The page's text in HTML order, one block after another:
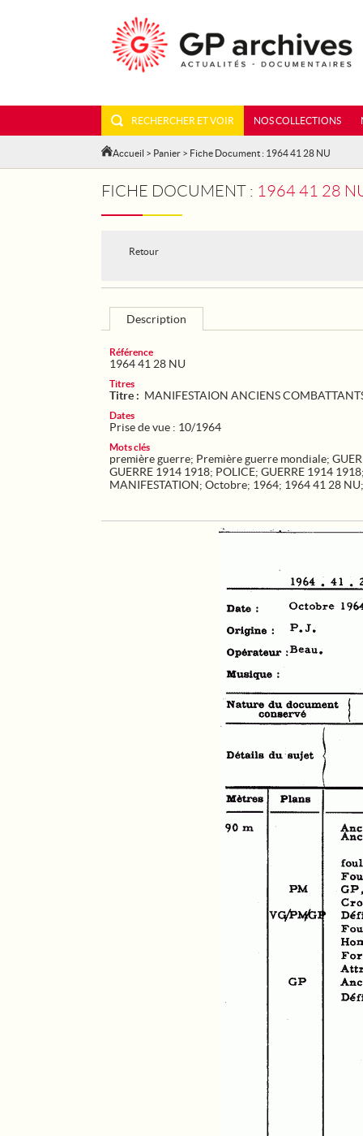
RECHERCHER ET VOIR NOS COLLECTIONS
Accueil > Panier > Fiche Document : 1964 41 28 NU
FICHE DOCUMENT : 1964 41 28
Retour
Description
Référence
1964 41 28 NU
Titres
Titre : MANIFESTAION ANCIENS
Dates
Prise de vue : 10/1964
Mots clés
première guerre; Première guerre mondiale;
GUERRE 1914 1918; POLICE; GUERRE 1914 1918
MANIFESTATION; Octobre; 1964; 1964 41 28 NU